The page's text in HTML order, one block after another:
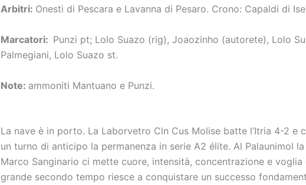
Arbitri: Onesti di Pescara e Lavanna di Pesaro. Crono: Capaldi di
Marcatori: Punzi pt; Lolo Suazo (rig), Joaozinho (autorete), Lolo
Palmegiani, Lolo Suazo st.
Note: ammoniti Mantuano e Punzi.
La nave è in porto. La Laborvetro Cln Cus Molise batte l’Itria 4-2 e
un turno di anticipo la permanenza in serie A2 élite. Al Palaunimol
Marco Sanginario ci mette cuore, intensità, concentrazione e voglia
grande secondo tempo riesce a conquistare un successo